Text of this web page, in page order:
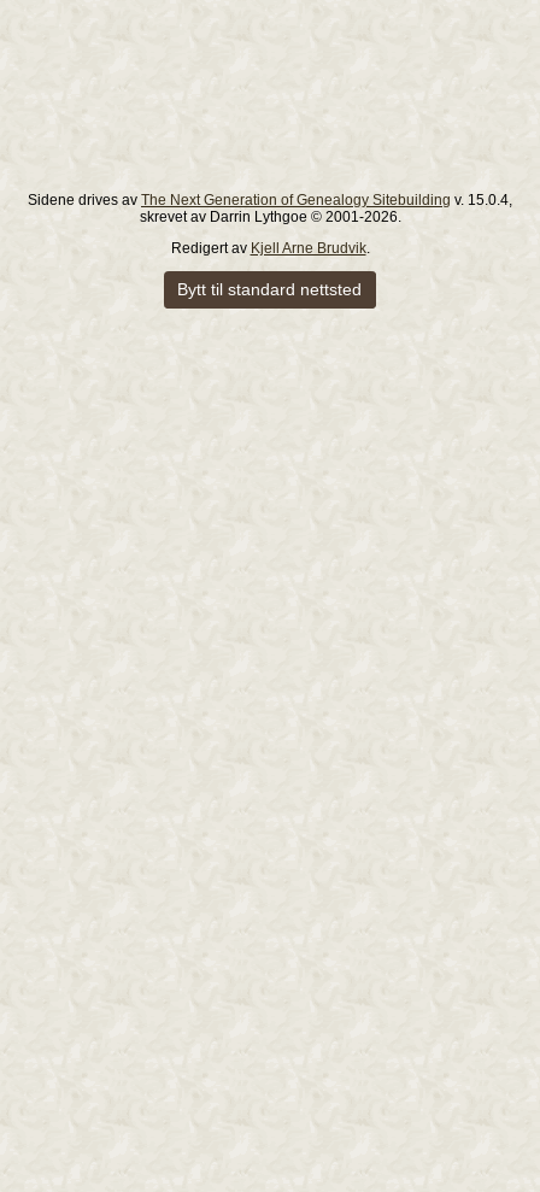
Sidene drives av The Next Generation of Genealogy Sitebuilding v. 15.0.4,
skrevet av Darrin Lythgoe © 2001-2026.
Redigert av Kjell Arne Brudvik.
Bytt til standard nettsted